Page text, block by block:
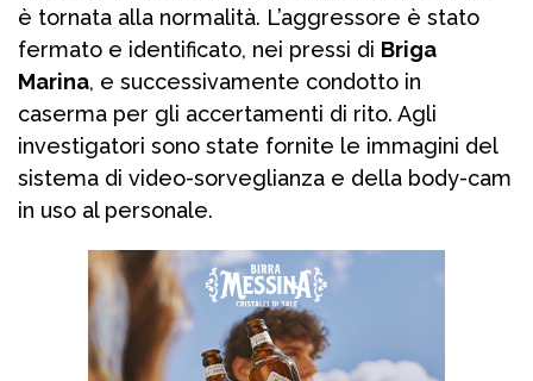
è tornata alla normalità. L’aggressore è stato
fermato e identificato, nei pressi di Briga
Marina, e successivamente condotto in
caserma per gli accertamenti di rito. Agli
investigatori sono state fornite le immagini del
sistema di video-sorveglianza e della body-cam
in uso al personale.